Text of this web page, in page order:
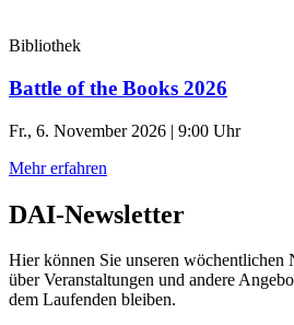
Bibliothek
Battle of the Books 2026
Fr., 6. November 2026 | 9:00 Uhr
Mehr erfahren
DAI-Newsletter
Hier können Sie unseren wöchentlichen
über Veranstaltungen und andere
dem Laufenden bleiben.